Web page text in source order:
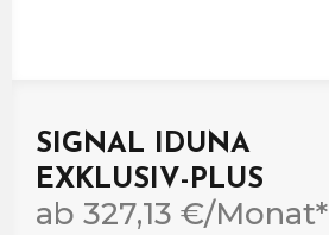
SIGNAL IDUNA
EXKLUSIV-PLUS
ab 327,13 €/Monat*